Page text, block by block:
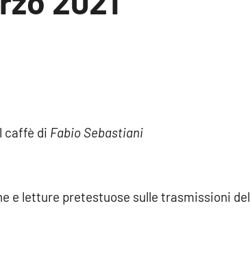
caffè di Fabio Sebastiani
e letture pretestuose sulle trasmissioni del